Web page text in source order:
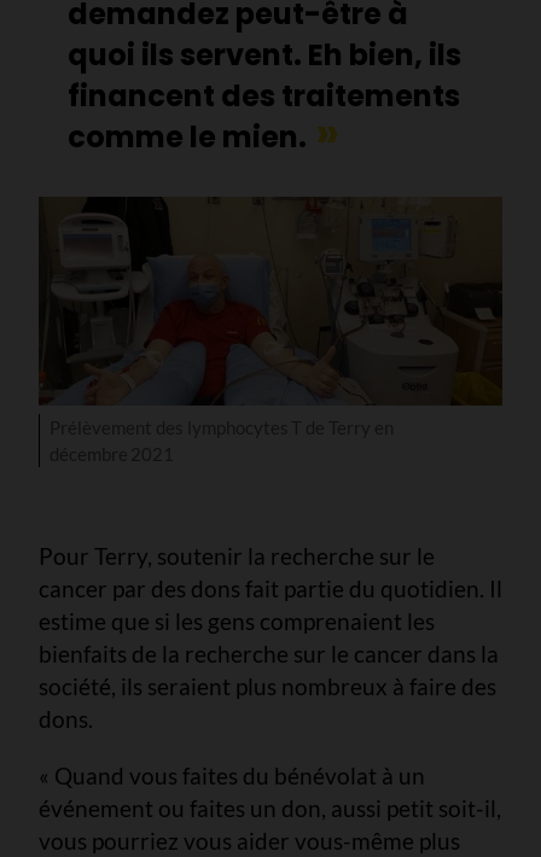
demandez peut-être à
quoi ils servent. Eh bien, ils
financent des traitements
comme le mien.
Pour Terry, soutenir la recherche sur le
cancer par des dons fait partie du quotidien. Il
estime que si les gens comprenaient les
bienfaits de la recherche sur le cancer dans la
société, ils seraient plus nombreux à faire des
dons.
« Quand vous faites du bénévolat à un
événement ou faites un don, aussi petit soit-il,
vous pourriez vous aider vous-même plus